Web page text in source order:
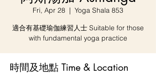
Fri, Apr 28
  |
Yoga Shala 853
適合有基礎瑜伽練習人士 Suitable for those
with fundamental yoga practice
時間及地點 Time & Location